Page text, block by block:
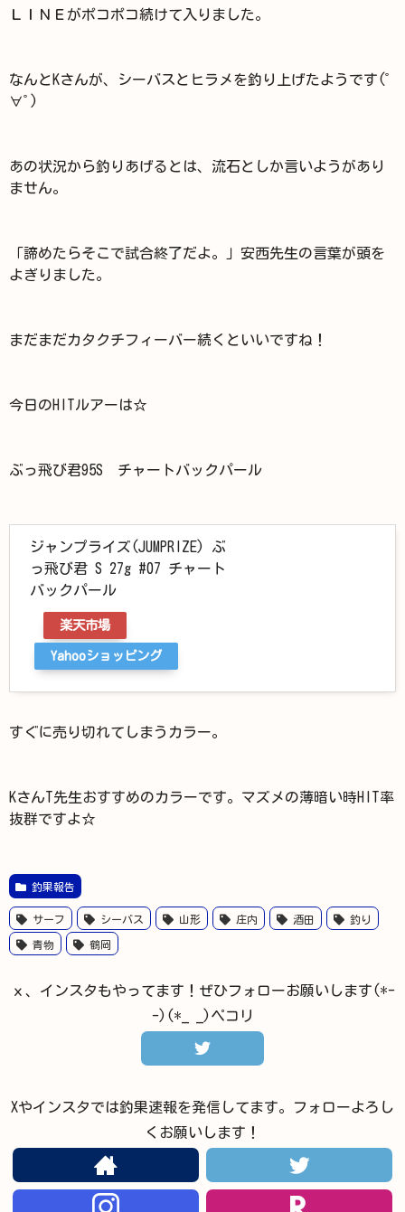
ＬＩＮＥがポコポコ続けて入りました。
なんとKさんが、シーバスとヒラメを釣り上げたようです(ﾟ
∀ﾟ)
あの状況から釣りあげるとは、流石としか言いようがあり
ません。
「諦めたらそこで試合終了だよ。」安西先生の言葉が頭を
よぎりました。
まだまだカタクチフィーバー続くといいですね！
今日のHITルアーは☆
ぶっ飛び君95S チャートバックパール
ジャンプライズ(JUMPRIZE) ぶ
っ飛び君 S 27g #07 チャート
バックパール
楽天市場
Yahooショッピング
すぐに売り切れてしまうカラー。
KさんT先生おすすめのカラーです。マズメの薄暗い時HIT率
抜群ですよ☆
釣果報告
サーフ シーバス 山形 庄内 酒田 釣り
青物 鶴岡
ｘ、インスタもやってます！ぜひフォローお願いします(*-
-)(*_ _)ペコリ
Xやインスタでは釣果速報を発信してます。フォローよろし
くお願いします！